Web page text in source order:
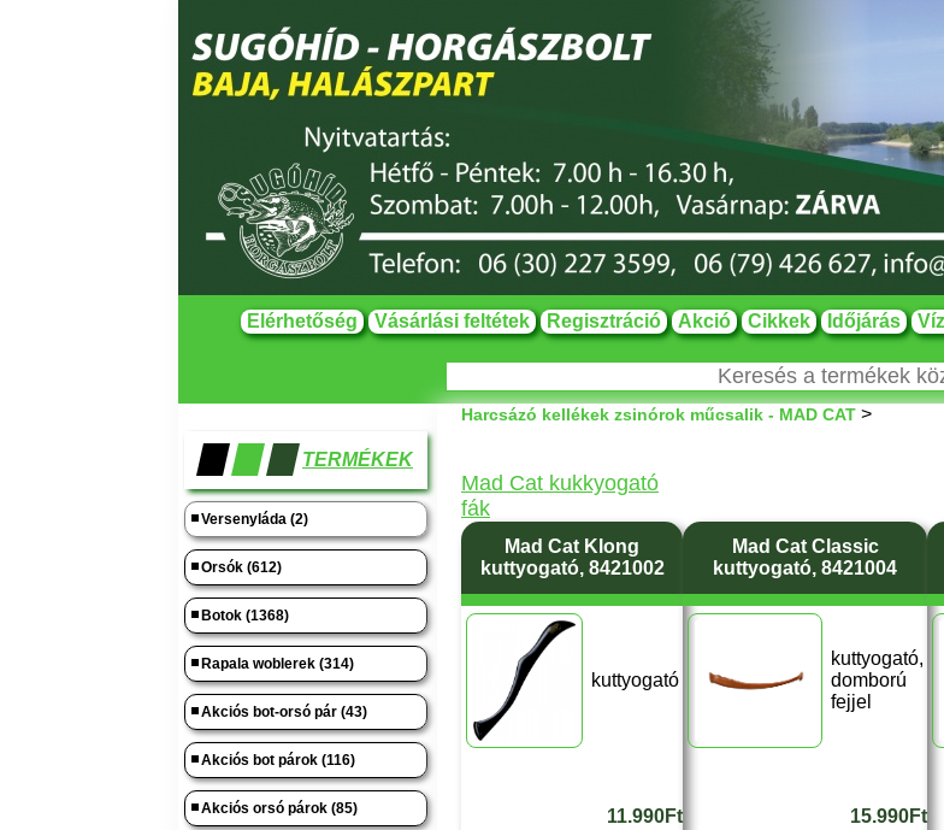
Elérhetőség Vásárlási feltétek Regisztráció Akció Cikkek Időjárás
TERMÉKEK
Versenyláda (2)
Orsók (612)
Botok (1368)
Rapala woblerek (314)
Akciós bot-orsó pár (43)
Akciós bot párok (116)
Akciós orsó párok (85)
Harcsázó kellékek zsinórok műcsalik - MAD CAT >
Mad Cat kukkyogató
fák
Mad Cat Klong
kuttyogató, 8421002
kuttyogató
11.990Ft
Mad Cat Classic
kuttyogató, 8421004
kuttyogató,
domború
fejjel
15.990Ft